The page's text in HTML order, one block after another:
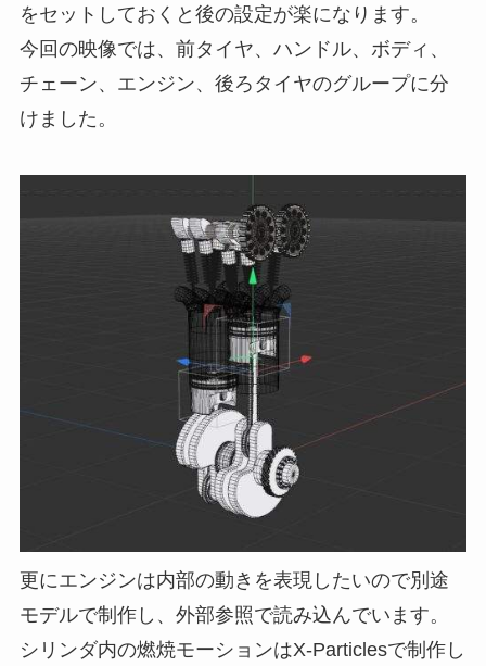
をセットしておくと後の設定が楽になります。
今回の映像では、前タイヤ、ハンドル、ボディ、
チェーン、エンジン、後ろタイヤのグループに分
けました。
更にエンジンは内部の動きを表現したいので別途
モデルで制作し、外部参照で読み込んでいます。
シリンダ内の燃焼モーションはX-Particlesで制作し